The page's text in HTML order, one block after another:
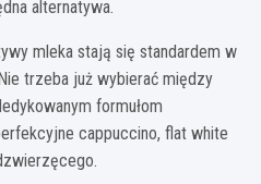
alternatywa.
mleka stają się standardem w
trzeba już wybierać między
formułom
cappuccino, flat white